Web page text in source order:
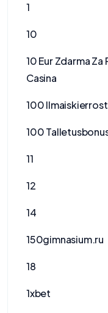
1
10
10 Eur Zdarma
Casina
100
100
11
12
14
150gimnasium.ru
18
1xbet